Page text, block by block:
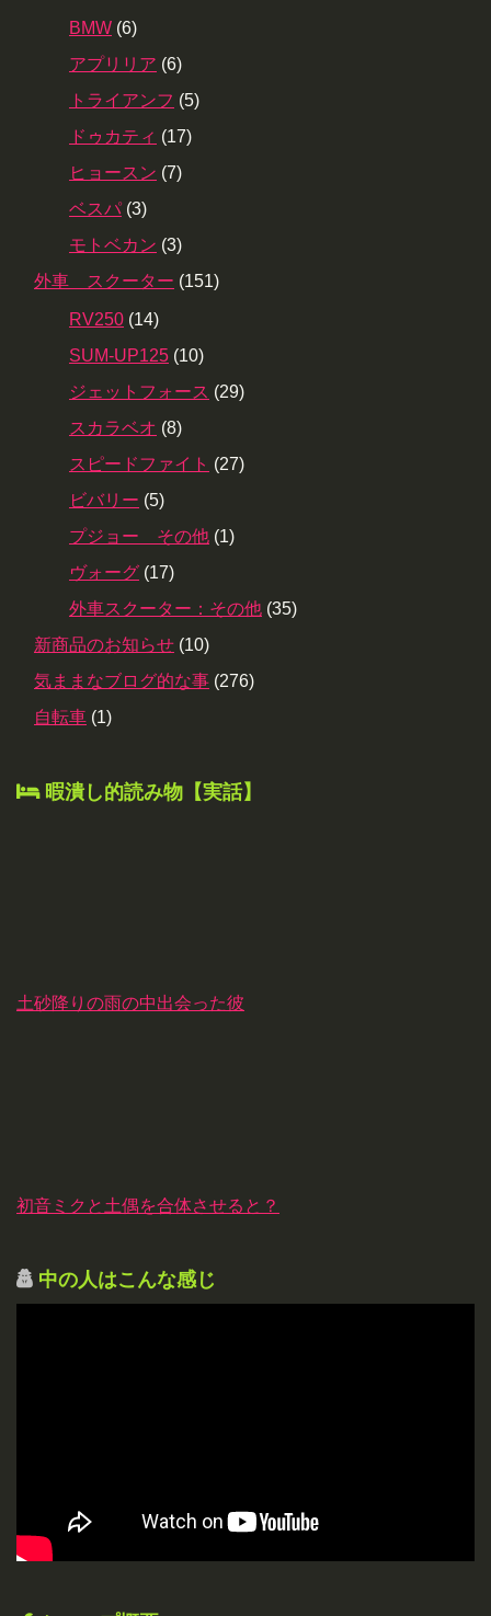
BMW (6)
アプリリア (6)
トライアンフ (5)
ドゥカティ (17)
ヒョースン (7)
ベスパ (3)
モトベカン (3)
外車 スクーター (151)
RV250 (14)
SUM-UP125 (10)
ジェットフォース (29)
スカラベオ (8)
スピードファイト (27)
ビバリー (5)
プジョー その他 (1)
ヴォーグ (17)
外車スクーター：その他 (35)
新商品のお知らせ (10)
気ままなブログ的な事 (276)
自転車 (1)
暇潰し的読み物【実話】
土砂降りの雨の中出会った彼
初音ミクと土偶を合体させると？
中の人はこんな感じ